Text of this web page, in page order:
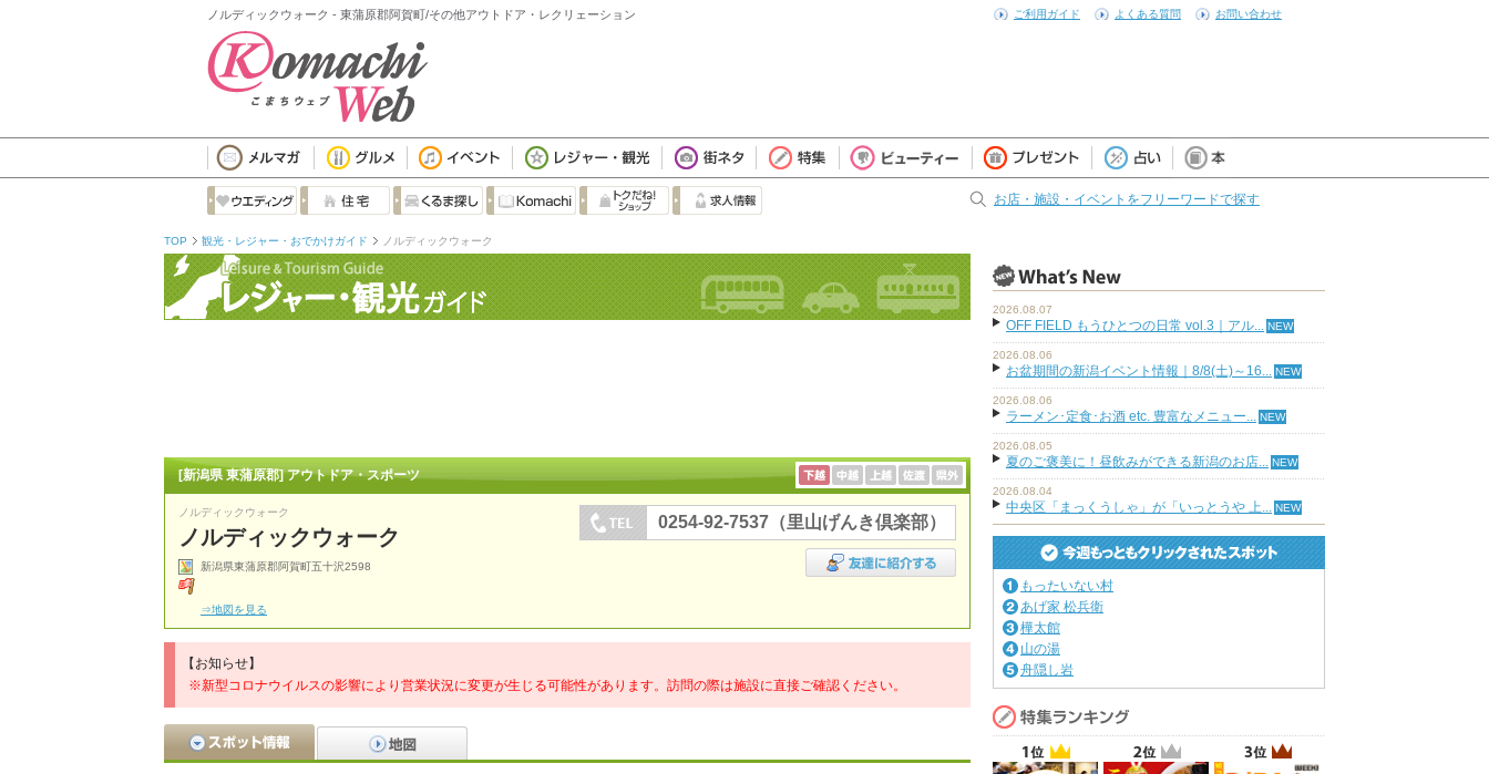
ノルディックウォーク - 東蒲原郡阿賀町/その他アウトドア・レクリェーション ご利用ガイド よくある質問 お問い合わせ
お店・施設・イベントをフリーワードで探す
TOP 観光・レジャー・おでかけガイド ノルディックウォーク
[新潟県 東蒲原郡] アウトドア・スポーツ
ノルディックウォーク
ノルディックウォーク
新潟県東蒲原郡阿賀町五十沢2598
⇒地図を見る
0254-92-7537（里山げんき倶楽部）
【お知らせ】
※新型コロナウイルスの影響により営業状況に変更が生じる可能性があります。訪問の際は施設に直接ご確認ください。
2026.08.07
OFF FIELD もうひとつの日常 vol.3｜アル...
2026.08.06
お盆期間の新潟イベント情報｜8/8(土)～16...
2026.08.06
ラーメン･定食･お酒 etc. 豊富なメニュー...
2026.08.05
夏のご褒美に！昼飲みができる新潟のお店...
2026.08.04
中央区「まっくうしゃ」が「いっとうや 上...
もったいない村
あげ家 松兵衛
樺太館
山の湯
舟隠し岩